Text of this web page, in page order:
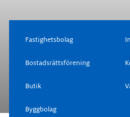
Fastighetsbolag
Bostadsrättsförening
Butik
Byggbolag